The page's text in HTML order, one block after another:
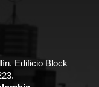
Edificio Block